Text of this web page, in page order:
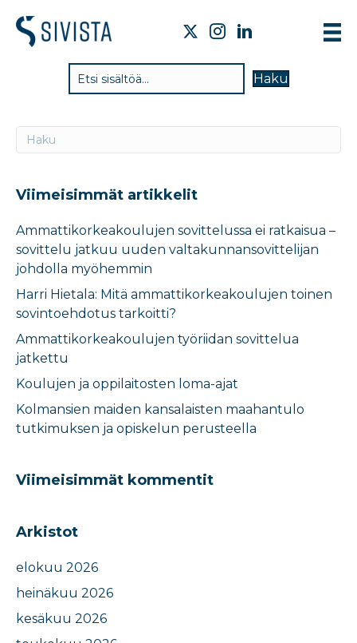
Haku
Viimeisimmät artikkelit
Ammattikorkeakoulujen sovittelussa ei ratkaisua –
sovittelu jatkuu uuden valtakunnansovittelijan
johdolla myöhemmin
Harri Hietala: Mitä ammattikorkeakoulujen toinen
sovintoehdotus tarkoitti?
Ammattikorkeakoulujen työriidan sovittelua
jatkettu
Koulujen ja oppilaitosten loma-ajat​
Kolmansien maiden kansalaisten maahantulo
tutkimuksen ja opiskelun perusteella​
Viimeisimmät kommentit
Arkistot
elokuu 2026
heinäkuu 2026
kesäkuu 2026